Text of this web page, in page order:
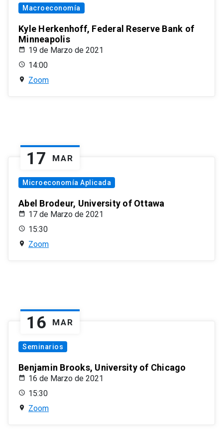
Macroeconomía
Kyle Herkenhoff, Federal Reserve Bank of
Minneapolis
19 de Marzo de 2021
14:00
Zoom
17 MAR
Microeconomía Aplicada
Abel Brodeur, University of Ottawa
17 de Marzo de 2021
15:30
Zoom
16 MAR
Seminarios
Benjamin Brooks, University of Chicago
16 de Marzo de 2021
15:30
Zoom